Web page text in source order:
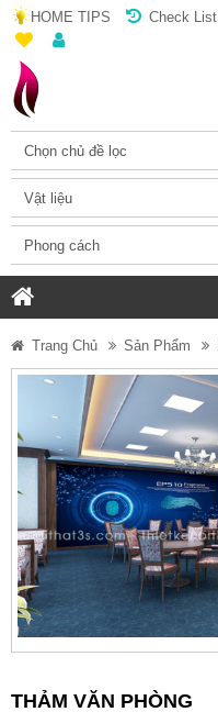
HOME TIPS Check List
Trang Chủ Sản Phẩm
THẢM VĂN PHÒNG